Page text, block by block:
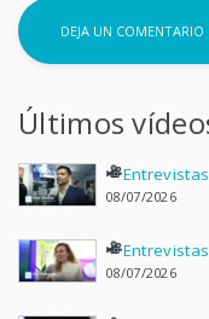
Últimos
Entrevistas
08/07/2026
Entrevistas
08/07/2026